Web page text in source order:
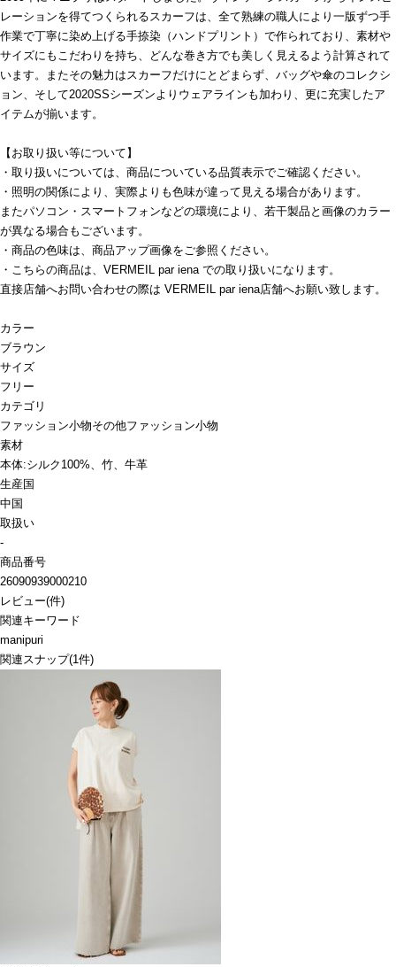
レーションを得てつくられるスカーフは、全て熟練の職人により一版ずつ手
作業で丁寧に染め上げる手捺染（ハンドプリント）で作られており、素材や
サイズにもこだわりを持ち、どんな巻き方でも美しく見えるよう計算されて
います。またその魅力はスカーフだけにとどまらず、バッグや傘のコレクシ
ョン、そして2020SSシーズンよりウェアラインも加わり、更に充実したア
イテムが揃います。
【お取り扱い等について】
・取り扱いについては、商品についている品質表示でご確認ください。
・照明の関係により、実際よりも色味が違って見える場合があります。
またパソコン・スマートフォンなどの環境により、若干製品と画像のカラー
が異なる場合もございます。
・商品の色味は、商品アップ画像をご参照ください。
・こちらの商品は、VERMEIL par iena での取り扱いになります。
直接店舗へお問い合わせの際は VERMEIL par iena店舗へお願い致します。
カラー
ブラウン
サイズ
フリー
カテゴリ
ファッション小物その他ファッション小物
素材
本体:シルク100%、竹、牛革
生産国
中国
取扱い
-
商品番号
26090939000210
レビュー(件)
関連キーワード
manipuri
関連スナップ(1件)